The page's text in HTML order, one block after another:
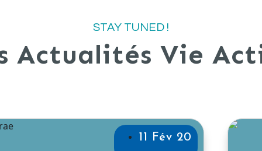
STAY TUNED !
Actualités Vie
11 Fév 20